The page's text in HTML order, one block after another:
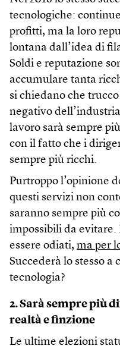
tecnologiche:
profitti, ma la loro
lontana dall’idea di
Soldi e reputazione
accumulare tanta
si chiedano che
negativo
lavoro sarà sempre
con il fatto che i
sempre più ricchi.
Purtroppo l’opinione
questi servizi non
saranno sempre più
impossibili da
essere odiati, ma per
Succederà lo stesso a
tecnologia?
2. Sarà sempre più
realtà e finzione
Le ultime elezioni